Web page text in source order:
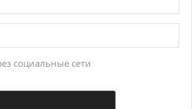
социальные сети